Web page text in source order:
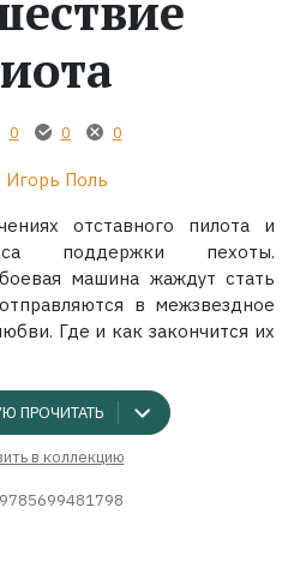
0 0 0
Игорь Поль
отставного пилота и
поддержки пехоты.
машина жаждут стать
в межзвездное
Где и как закончится их
ПРОЧИТАТЬ
в коллекцию
9785699481798